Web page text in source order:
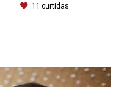
11 curtidas